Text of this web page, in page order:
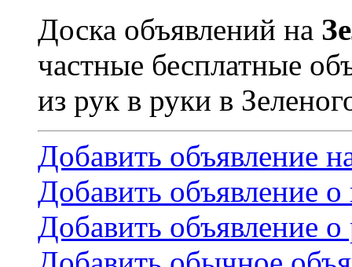
Доска объявлений на
частные бесплатные
из рук в руки в
Добавить объявление
Добавить объявление
Добавить объявление о